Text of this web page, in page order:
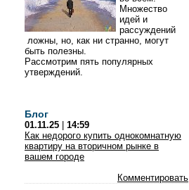
Множество
идей и
рассуждений
ложны, но, как ни странно, могут
быть полезны.
Рассмотрим пять популярных
утверждений.
Блог
01.11.25
14:59
Как недорого купить однокомнатную
квартиру на вторичном рынке в
вашем городе
Комментировать